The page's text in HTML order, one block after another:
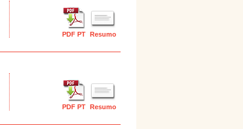
PDF PT Resumo
PDF PT Resumo